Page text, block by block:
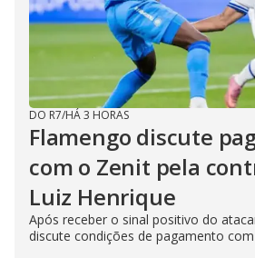
DO R7/HÁ 3 HORAS
Flamengo discute
com o Zenit pela
Luiz Henrique
Após receber o sinal positivo do
discute condições de pagamento